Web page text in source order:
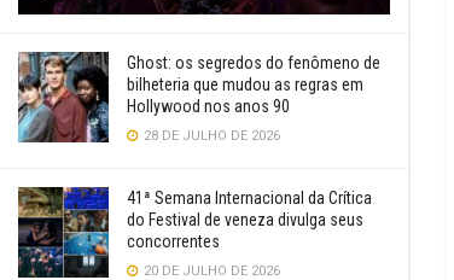
Ghost: os segredos do fenômeno de
bilheteria que mudou as regras em
Hollywood nos anos 90
28 DE JULHO DE 2026
41ª Semana Internacional da Crítica
do Festival de veneza divulga seus
concorrentes
20 DE JULHO DE 2026